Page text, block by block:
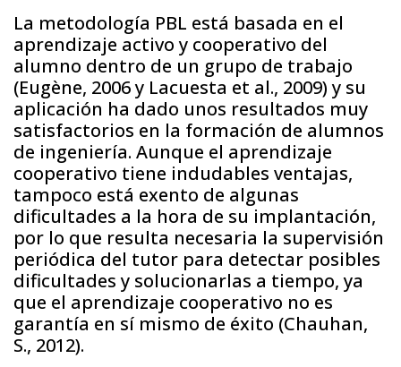
La metodología PBL está basada en el
aprendizaje activo y cooperativo del
alumno dentro de un grupo de trabajo
(Eugène, 2006 y Lacuesta et al., 2009) y su
aplicación ha dado unos resultados muy
satisfactorios en la formación de alumnos
de ingeniería. Aunque el aprendizaje
cooperativo tiene indudables ventajas,
tampoco está exento de algunas
dificultades a la hora de su implantación,
por lo que resulta necesaria la supervisión
periódica del tutor para detectar posibles
dificultades y solucionarlas a tiempo, ya
que el aprendizaje cooperativo no es
garantía en sí mismo de éxito (Chauhan,
S., 2012).